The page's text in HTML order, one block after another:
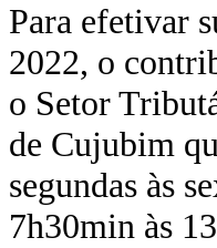
Para efetivar
2022, o
o Setor
de Cujubim
segundas às
7h30min às